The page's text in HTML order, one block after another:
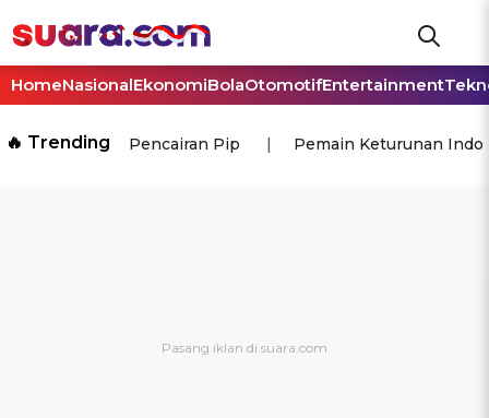
HomeNasionalEkonomiBolaOtomotifEntertainment
🔥 Trending Pencairan Pip Pemain Keturunan